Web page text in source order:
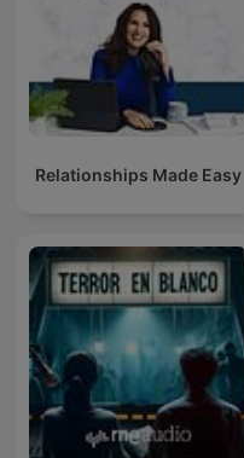
Relationships Made Easy